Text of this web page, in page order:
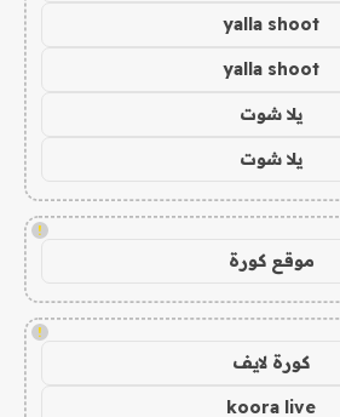
yalla shoot
yalla shoot
يلا شوت
يلا شوت
!
موقع كورة
!
كورة لايف
koora live